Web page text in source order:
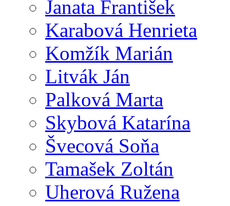
Janata František
Karabová Henrieta
Komžík Marián
Litvák Ján
Palková Marta
Skybová Katarína
Švecová Soňa
Tamašek Zoltán
Uherová Ružena